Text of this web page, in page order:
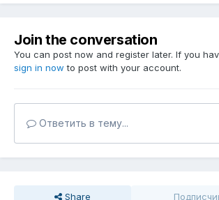
Join the conversation
You can post now and register later. If you
sign in now to post with your account.
Ответить в тему...
Share